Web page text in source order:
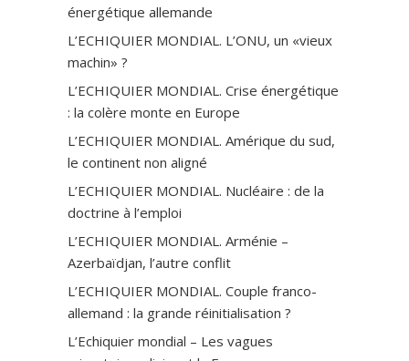
énergétique allemande
L’ECHIQUIER MONDIAL. L’ONU, un «vieux
machin» ?
L’ECHIQUIER MONDIAL. Crise énergétique
: la colère monte en Europe
L’ECHIQUIER MONDIAL. Amérique du sud,
le continent non aligné
L’ECHIQUIER MONDIAL. Nucléaire : de la
doctrine à l’emploi
L’ECHIQUIER MONDIAL. Arménie –
Azerbaïdjan, l’autre conflit
L’ECHIQUIER MONDIAL. Couple franco-
allemand : la grande réinitialisation ?
L’Echiquier mondial – Les vagues